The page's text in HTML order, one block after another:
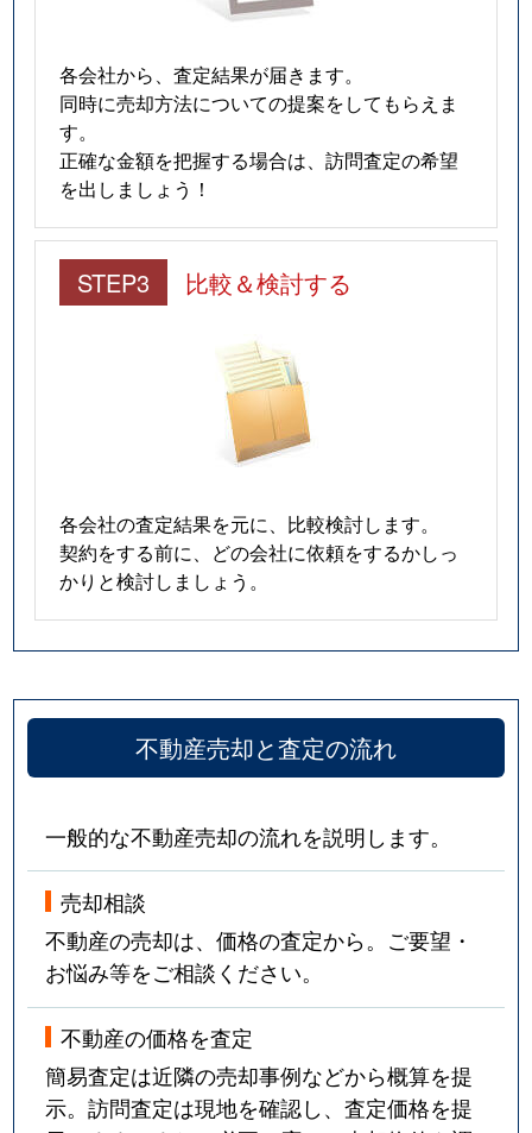
各会社から、査定結果が届きます。
同時に売却方法についての提案をしてもらえま
す。
正確な金額を把握する場合は、訪問査定の希望
を出しましょう！
STEP3 比較＆検討する
各会社の査定結果を元に、比較検討します。
契約をする前に、どの会社に依頼をするかしっ
かりと検討しましょう。
不動産売却と査定の流れ
一般的な不動産売却の流れを説明します。
売却相談
不動産の売却は、価格の査定から。ご要望・
お悩み等をご相談ください。
不動産の価格を査定
簡易査定は近隣の売却事例などから概算を提
示。訪問査定は現地を確認し、査定価格を提